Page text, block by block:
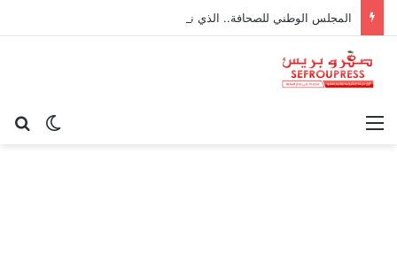
المجلس الوطني للصحافة.. الذي نريد
الوضع القائمة